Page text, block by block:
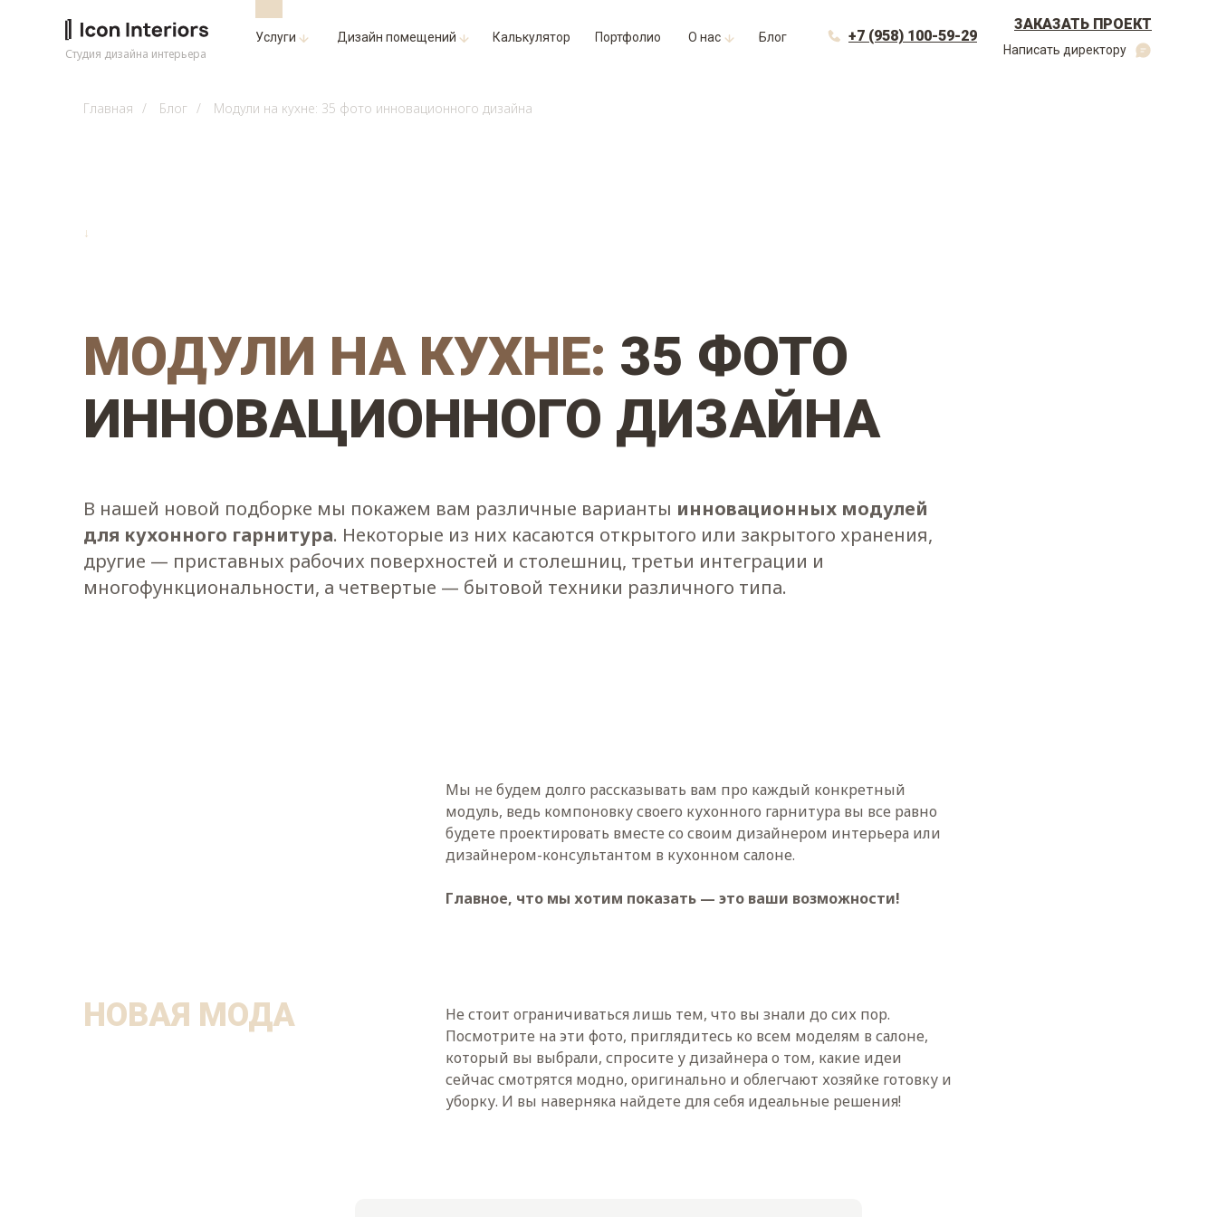
+7 (958) 100-59-29
ЗАКАЗАТЬ ПРОЕКТ
Студия дизайна интерьера
Блог
Написать директору
О нас
Портфолио
Дизайн помещений Калькулятор
Услуги
Главная / Блог / Модули на кухне: 35 фото инновационного дизайна
↓
МОДУЛИ НА КУХНЕ: 35 ФОТО
ИННОВАЦИОННОГО ДИЗАЙНА
В нашей новой подборке мы покажем вам различные варианты инновационных модулей
для кухонного гарнитура. Некоторые из них касаются открытого или закрытого хранения,
другие — приставных рабочих поверхностей и столешниц, третьи интеграции и
многофункциональности, а четвертые — бытовой техники различного типа.
Мы не будем долго рассказывать вам про каждый конкретный
модуль, ведь компоновку своего кухонного гарнитура вы все равно
будете проектировать вместе со своим дизайнером интерьера или
дизайнером-консультантом в кухонном салоне.
Главное, что мы хотим показать — это ваши возможности!
НОВАЯ МОДА
Не стоит ограничиваться лишь тем, что вы знали до сих пор.
Посмотрите на эти фото, приглядитесь ко всем моделям в салоне,
который вы выбрали, спросите у дизайнера о том, какие идеи
сейчас смотрятся модно, оригинально и облегчают хозяйке готовку и
уборку. И вы наверняка найдете для себя идеальные решения!